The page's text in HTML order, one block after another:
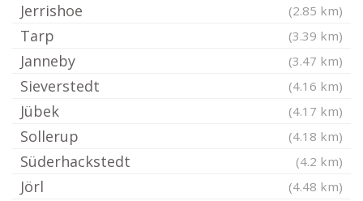
Jerrishoe (2.85 km)
Tarp (3.39 km)
Janneby (3.47 km)
Sieverstedt (4.16 km)
Jübek (4.17 km)
Sollerup (4.18 km)
Süderhackstedt (4.2 km)
Jörl (4.48 km)